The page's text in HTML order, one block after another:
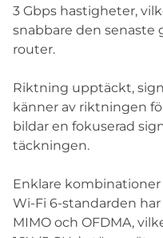
3 Gbps hastigheter,
snabbare den senaste
router.
Riktning upptäckt,
känner av riktningen
bildar en fokuserad
täckningen.
Enklare kombinationer
Wi-Fi 6-standarden
MIMO och OFDMA,